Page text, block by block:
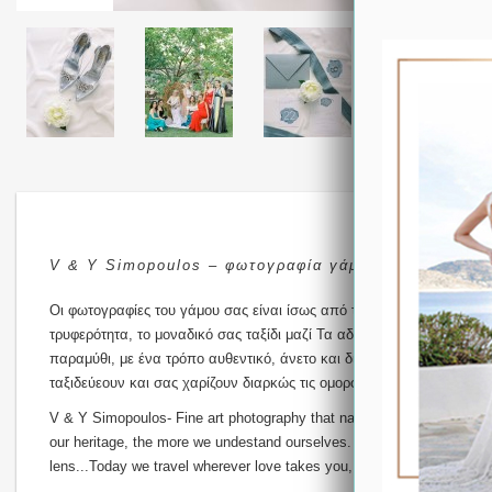
V & Y Simopoulos – φωτογραφία γάμου που
Οι φωτογραφίες του γάμου σας είναι ίσως από τις πιο
τρυφερότητα, το μοναδικό σας ταξίδι μαζί Τα αδέλφια και ομάδα
παραμύθι, με ένα τρόπο αυθεντικό, άνετο και διασκεδαστικό. Η
ταξιδεύεουν και σας χαρίζουν διαρκώς τις ομορφότερες αναμνήσεις !
V & Y Simopoulos- Fine art photography that narrates your special
our heritage, the more we undestand ourselves. Family history is
lens...Today we travel wherever love takes you, always seeking out